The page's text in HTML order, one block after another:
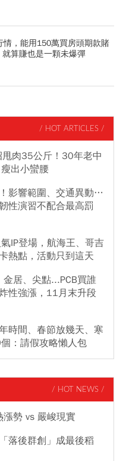
情，能用150萬買房頭期款賭
算賺也是一顆未爆彈
/ HOT ARTICLES /
肉35公斤！30年老中
出小蠻腰
影響範圍、交通異動…
性演習不配合最高罰
IP登場，航海王、哥吉
熱點，活動只到這天
居、尖點...PCB買誰
性強漲，11月末升段
時間、春節放幾天、寒
：請假攻略懶人包
/ HOT NEWS /
勢 vs 嚴峻現實
落後群創」成最後稻